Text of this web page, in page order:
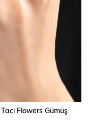
Flowers Gümüş